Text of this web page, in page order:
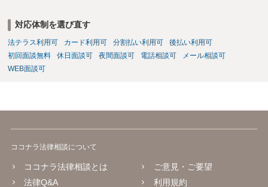
対応体制を選び直す
法テラス利用可 カード利用可 分割払い利用可
後払い利用可
初回面談無料
休日面談可 夜間面談可 電話相談可
メール相談可
WEB面談可
ココナラ法律相談について
ココナラ法律相談とは
法律Q&A
ご意見・ご要望
利用規約